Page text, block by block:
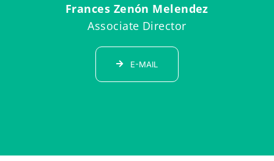
Frances Zenón Melendez
Associate Director
E-MAIL